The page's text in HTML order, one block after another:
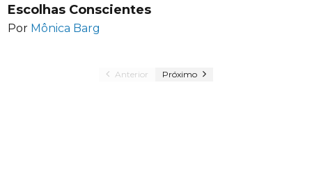
Escolhas Conscientes
Por Mônica Barg
Anterior Próximo